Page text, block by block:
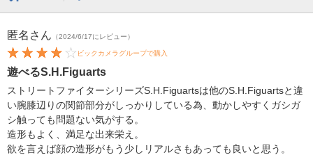
匿名 さん （2024/6/17にレビュー）
ビックカメラグループで購入
遊べるS.H.Figuarts
ストリートファイターシリーズS.H.Figuartsは他のS.H.Figuartsと違
い腕膝辺りの関節部分がしっかりしている為、動かしやすくガシガ
シ触っても問題ない気がする。
造形もよく、満足な出来栄え。
欲を言えば顔の造形がもう少しリアルさもあっても良いと思う。